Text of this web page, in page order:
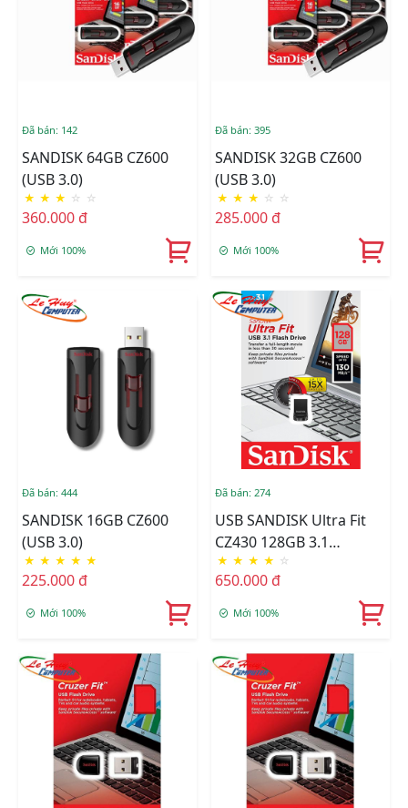
Đã bán: 142
SANDISK 64GB CZ600
(USB 3.0)
★ ★ ★ ☆ ☆
360.000 đ
Mới 100%
Đã bán: 395
SANDISK 32GB CZ600
(USB 3.0)
★ ★ ★ ☆ ☆
285.000 đ
Mới 100%
Đã bán: 444
SANDISK 16GB CZ600
(USB 3.0)
★ ★ ★ ★ ★
225.000 đ
Mới 100%
Đã bán: 274
USB SANDISK Ultra Fit
CZ430 128GB 3.1
SDCZ430-0128G-G46
★ ★ ★ ★ ☆
650.000 đ
Mới 100%